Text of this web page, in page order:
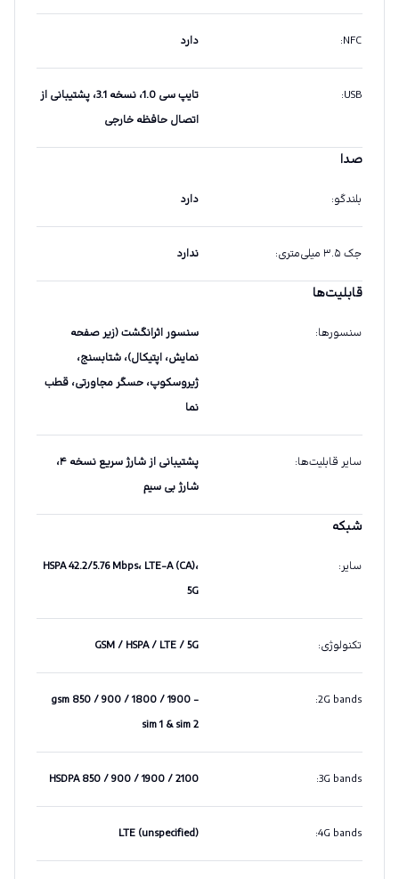
NFC
: دارد
USB
:
تایپ سی 1.0، نسخه 3.1، پشتیبانی از
اتصال حافظه خارجی
صدا
بلندگو: دارد
جک ۳.۵ میلی‌متری : ندارد
قابلیت‌ها
سنسورها:
سنسور اثرانگشت (زیر صفحه
نمایش، اپتیکال)، شتابسنج،
ژیروسکوپ، حسگر مجاورتی، قطب
نما
سایر قابلیت‌ها:
پشتیبانی از شارژ سریع نسخه ۴،
شارژ بی سیم
شبکه
سایر:
HSPA 42.2/5.76 Mbps، LTE-A (CA)،
5G
تکنولوژی:
GSM / HSPA / LTE / 5G
2G bands
:
gsm 850 / 900 / 1800 / 1900 -
sim 1 & sim 2
3G bands
:
HSDPA 850 / 900 / 1900 / 2100
4G bands
:
LTE (unspecified)